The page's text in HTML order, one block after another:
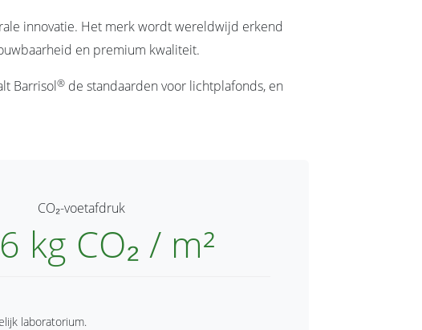
innovatie. Het merk wordt wereldwijd erkend
en premium kwaliteit.
Barrisol® de standaarden voor lichtplafonds, en
CO₂-voetafdruk
kg CO₂ / m²
laboratorium.